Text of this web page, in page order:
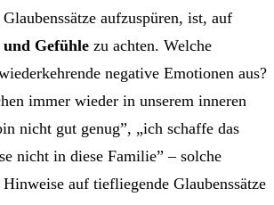
aufzuspüren, ist, auf
und Gefühle zu achten. Welche
negative Emotionen aus?
immer wieder in unserem inneren
nicht gut genug”, „ich schaffe das
nicht in diese Familie” – solche
auf tiefliegende Glaubenssätze